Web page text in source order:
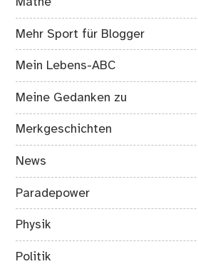
Mehr Sport für Blogger
Mein Lebens-ABC
Meine Gedanken zu
Merkgeschichten
News
Paradepower
Physik
Politik